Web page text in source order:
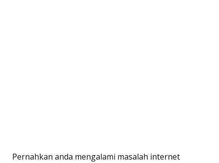
Pernahkan anda mengalami masalah internet